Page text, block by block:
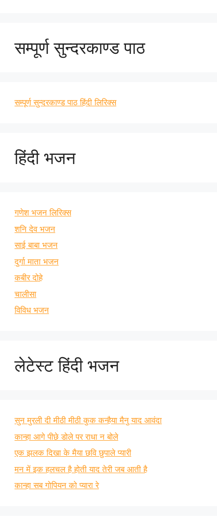
सम्पूर्ण सुन्दरकाण्ड पाठ
सम्पूर्ण सुन्दरकाण्ड पाठ हिंदी लिरिक्स
हिंदी भजन
गणेश भजन लिरिक्स
शनि देव भजन
साई बाबा भजन
दुर्गा माता भजन
कबीर दोहे
चालीसा
विविध भजन
लेटेस्ट हिंदी भजन
सुन मुरली दी मीठी मीठी कुक कन्हैया मैनु याद आवंदा
कान्हा आगे पीछे डोले पर राधा न बोले
एक झलक दिखा के मैया छवि छुपाले प्यारी
मन में इक हलचल है होती याद तेरी जब आती है
कान्हा सब गोपियन को प्यारा रे